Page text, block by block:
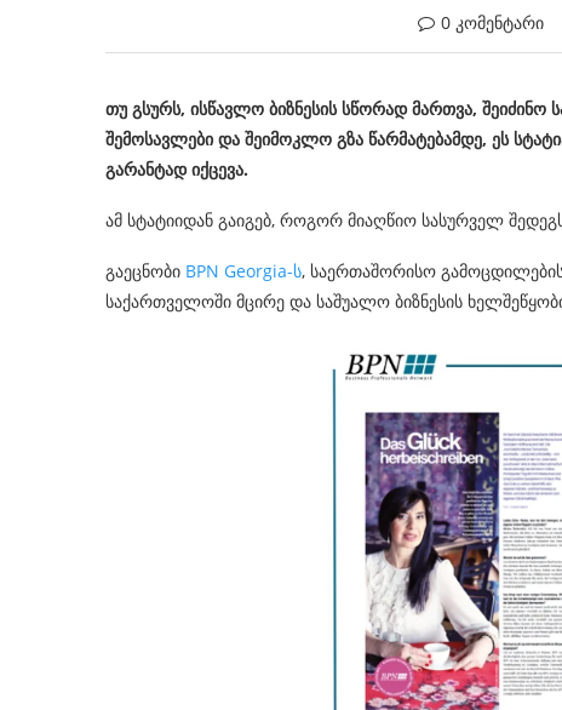
0 კომენტარი
თუ გსურს, ისწავლო ბიზნესის სწორად მართვა,
შემოსავლები და შეიმოკლო გზა წარმატებამდე, ეს
გარანტად იქცევა.
ამ სტატიიდან გაიგებ, როგორ მიაღწიო სასურველ
გაეცნობი BPN Georgia-ს, საერთაშორისო
საქართველოში მცირე და საშუალო ბიზნესის